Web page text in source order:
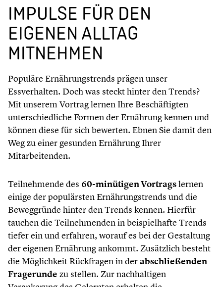
IMPULSE FÜR DEN
EIGENEN ALLTAG
MITNEHMEN
Populäre Ernährungstrends prägen unser
Essverhalten. Doch was steckt hinter den Trends?
Mit unserem Vortrag lernen Ihre Beschäftigten
unterschiedliche Formen der Ernährung kennen und
können diese für sich bewerten. Ebnen Sie damit den
Weg zu einer gesunden Ernährung Ihrer
Mitarbeitenden.
Teilnehmende des 60-minütigen Vortragslernen
einige der populärsten Ernährungstrends und die
Beweggründe hinter den Trends kennen. Hierfür
tauchen die Teilnehmenden in beispielhafte Trends
tiefer ein und erfahren, worauf es bei der Gestaltung
der eigenen Ernährung ankommt. Zusätzlich besteht
die Möglichkeit Rückfragen in derabschließenden
Fragerunde zu stellen. Zur nachhaltigen